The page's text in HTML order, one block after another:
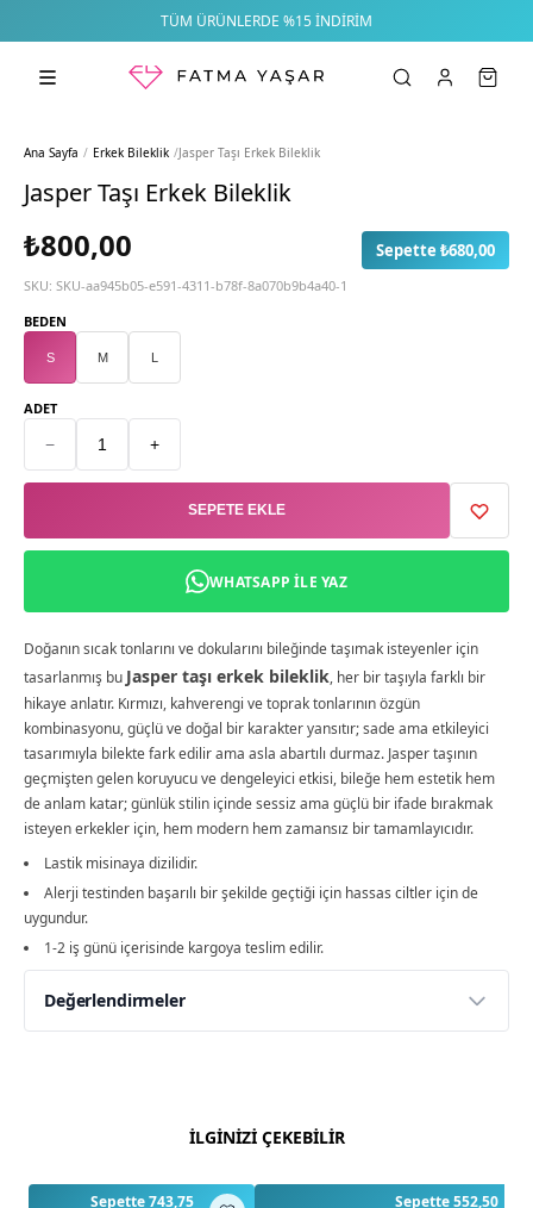
TÜM ÜRÜNLERDE %15 İNDIRIM
Ana Sayfa / Erkek Bileklik /Jasper Taşı Erkek Bileklik
Jasper Taşı Erkek Bileklik
₺800,00 Sepette ₺680,00
SKU: SKU-aa945b05-e591-4311-b78f-8a070b9b4a40-1
BEDEN
S M L
ADET
− +
SEPETE EKLE
WHATSAPP ILE YAZ
Doğanın sıcak tonlarını ve dokularını bileğinde taşımak isteyenler için
tasarlanmış bu Jasper taşı erkek bileklik, her bir taşıyla farklı bir
hikaye anlatır. Kırmızı, kahverengi ve toprak tonlarının özgün
kombinasyonu, güçlü ve doğal bir karakter yansıtır; sade ama etkileyici
tasarımıyla bilekte fark edilir ama asla abartılı durmaz. Jasper taşının
geçmişten gelen koruyucu ve dengeleyici etkisi, bileğe hem estetik hem
de anlam katar; günlük stilin içinde sessiz ama güçlü bir ifade bırakmak
isteyen erkekler için, hem modern hem zamansız bir tamamlayıcıdır.
Lastik misinaya dizilidir.
Alerji testinden başarılı bir şekilde geçtiği için hassas ciltler için de
uygundur.
1-2 iş günü içerisinde kargoya teslim edilir.
Değerlendirmeler
Bu ürün için henüz değerlendirme yapılmamış.
İLGİNİZİ ÇEKEBİLİR
Sepette 743,75 Sepette 552,50